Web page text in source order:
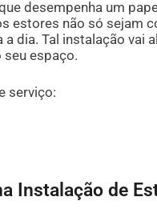
desempenha um
estores não só sejam
dia. Tal instalação vai
espaço.
serviço:
Instalação de